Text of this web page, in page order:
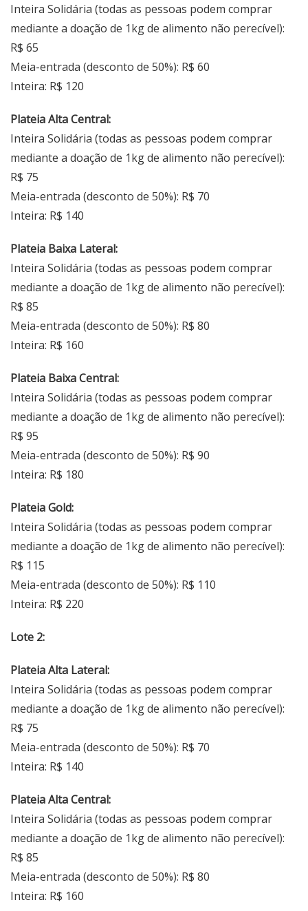
Inteira Solidária (todas as pessoas podem comprar
mediante a doação de 1kg de alimento não perecível):
R$ 65
Meia-entrada (desconto de 50%): R$ 60
Inteira: R$ 120
Plateia Alta Central:
Inteira Solidária (todas as pessoas podem comprar
mediante a doação de 1kg de alimento não perecível):
R$ 75
Meia-entrada (desconto de 50%): R$ 70
Inteira: R$ 140
Plateia Baixa Lateral:
Inteira Solidária (todas as pessoas podem comprar
mediante a doação de 1kg de alimento não perecível):
R$ 85
Meia-entrada (desconto de 50%): R$ 80
Inteira: R$ 160
Plateia Baixa Central:
Inteira Solidária (todas as pessoas podem comprar
mediante a doação de 1kg de alimento não perecível):
R$ 95
Meia-entrada (desconto de 50%): R$ 90
Inteira: R$ 180
Plateia Gold:
Inteira Solidária (todas as pessoas podem comprar
mediante a doação de 1kg de alimento não perecível):
R$ 115
Meia-entrada (desconto de 50%): R$ 110
Inteira: R$ 220
Lote 2:
Plateia Alta Lateral:
Inteira Solidária (todas as pessoas podem comprar
mediante a doação de 1kg de alimento não perecível):
R$ 75
Meia-entrada (desconto de 50%): R$ 70
Inteira: R$ 140
Plateia Alta Central:
Inteira Solidária (todas as pessoas podem comprar
mediante a doação de 1kg de alimento não perecível):
R$ 85
Meia-entrada (desconto de 50%): R$ 80
Inteira: R$ 160